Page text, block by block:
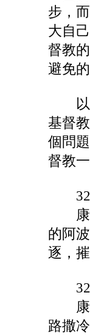
步，
大自
督教
避免的
以下
基督
個問
督教
康斯
的阿
逐，
康斯
路撒